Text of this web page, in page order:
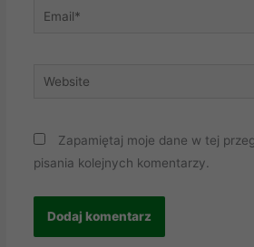
Email*
Website
Zapamiętaj moje dane w tej
pisania kolejnych komentarzy.